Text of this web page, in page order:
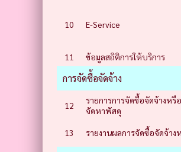
10 E-Service
11
ข้อมูลสถิติการให้บริการ
การจัดซื้อจัดจ้าง
12
รายการการจัดซื้อจัดจ้างห
จัดหาพัสดุ
13 รายงานผลการจัดซื้อจัดจ้า